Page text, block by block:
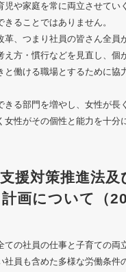
児や家庭を常に両立させてい
ることではありません。
革、つまり社員の皆さん全員
え方・慣行などを見直し、個
と働ける職場とするために協
きる部門を増やし、女性が長
女性がその個性と能力を十分
援対策推進法
画について（
ての社員の仕事と子育ての両
社員も含めた多様な労働条件